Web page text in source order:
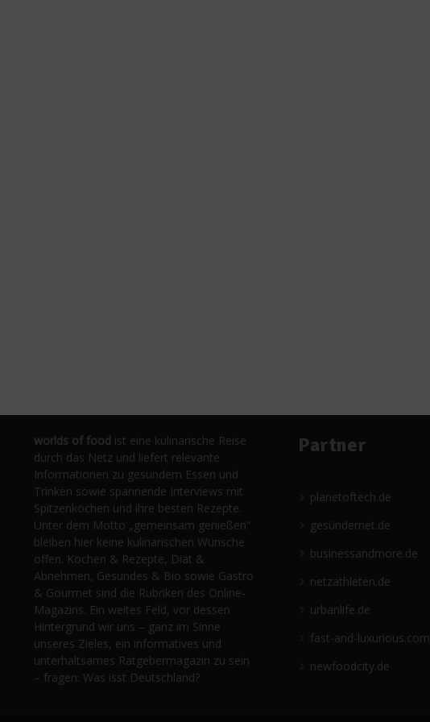
worlds of food ist eine kulinarische Reise
durch das Netz und liefert relevante
Informationen zu gesundem Essen und
Trinken sowie spannende Interviews mit
Spitzenköchen und ihre besten Rezepte.
Unter dem Motto „gemeinsam genießen“
bleiben hier keine kulinarischen Wünsche
offen. Kochen & Rezepte, Diät &
Abnehmen, Gesundes & Bio sowie Gastro
& Gourmet sind die Rubriken des Online-
Magazins. Ein weites Feld, vor dessen
Hintergrund wir uns – ganz im Sinne
unseres Zieles, ein informatives und
unterhaltsames Ratgebermagazin zu sein
– fragen: Was isst Deutschland?
Partner
planetoftech.de
gesündernet.de
businessandmore.de
netzathleten.de
urbanlife.de
fast-and-luxurious.com
newfoodcity.de